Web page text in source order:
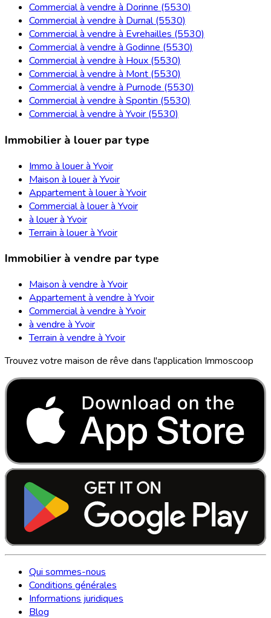
Commercial à vendre à Dorinne (5530)
Commercial à vendre à Durnal (5530)
Commercial à vendre à Evrehailles (5530)
Commercial à vendre à Godinne (5530)
Commercial à vendre à Houx (5530)
Commercial à vendre à Mont (5530)
Commercial à vendre à Purnode (5530)
Commercial à vendre à Spontin (5530)
Commercial à vendre à Yvoir (5530)
Immobilier à louer par type
Immo à louer à Yvoir
Maison à louer à Yvoir
Appartement à louer à Yvoir
Commercial à louer à Yvoir
à louer à Yvoir
Terrain à louer à Yvoir
Immobilier à vendre par type
Maison à vendre à Yvoir
Appartement à vendre à Yvoir
Commercial à vendre à Yvoir
à vendre à Yvoir
Terrain à vendre à Yvoir
Trouvez votre maison de rêve dans l'application Immoscoop
Qui sommes-nous
Conditions générales
Informations juridiques
Blog